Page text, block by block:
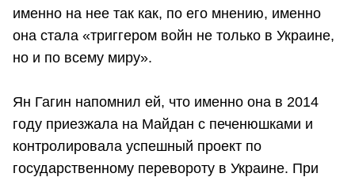
именно на нее так как, по его мнению, именно
она стала «триггером войн не только в Украине,
но и по всему миру».
Ян Гагин напомнил ей, что именно она в 2014
году приезжала на Майдан с печенюшками и
контролировала успешный проект по
государственному перевороту в Украине. При